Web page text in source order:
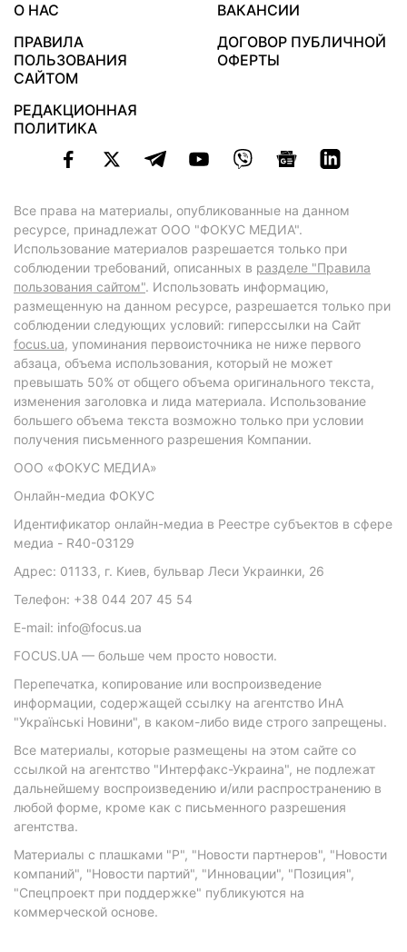
О НАС
ВАКАНСИИ
ПРАВИЛА
ПОЛЬЗОВАНИЯ
САЙТОМ
ДОГОВОР ПУБЛИЧНОЙ
ОФЕРТЫ
РЕДАКЦИОННАЯ
ПОЛИТИКА
Все права на материалы, опубликованные на данном
ресурсе, принадлежат ООО "ФОКУС МЕДИА".
Использование материалов разрешается только при
соблюдении требований, описанных в разделе "Правила
пользования сайтом". Использовать информацию,
размещенную на данном ресурсе, разрешается только при
соблюдении следующих условий: гиперссылки на Сайт
focus.ua, упоминания первоисточника не ниже первого
абзаца, объема использования, который не может
превышать 50% от общего объема оригинального текста,
изменения заголовка и лида материала. Использование
большего объема текста возможно только при условии
получения письменного разрешения Компании.
ООО «ФОКУС МЕДИА»
Онлайн-медиа ФОКУС
Идентификатор онлайн-медиа в Реестре субъектов в сфере
медиа - R40-03129
Адрес: 01133, г. Киев, бульвар Леси Украинки, 26
Телефон: +38 044 207 45 54
E-mail: info@focus.ua
FOCUS.UA — больше чем просто новости.
Перепечатка, копирование или воспроизведение
информации, содержащей ссылку на агентство ИнА
"Українські Новини", в каком-либо виде строго запрещены.
Все материалы, которые размещены на этом сайте со
ссылкой на агентство "Интерфакс-Украина", не подлежат
дальнейшему воспроизведению и/или распространению в
любой форме, кроме как с письменного разрешения
агентства.
Материалы с плашками "Р", "Новости партнеров", "Новости
компаний", "Новости партий", "Инновации", "Позиция",
"Спецпроект при поддержке" публикуются на
коммерческой основе.